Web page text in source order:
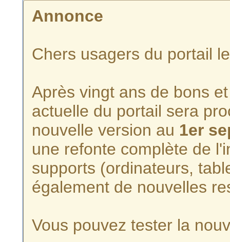
Annonce
Chers usagers du portail
Après vingt ans de bons
actuelle du portail sera
nouvelle version au 1er
une refonte complète de
supports (ordinateurs,
également de nouvelles
Vous pouvez tester la